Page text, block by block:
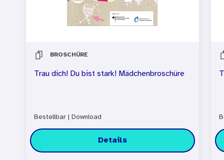
BROSCHÜRE
Trau dich! Du bist stark! Mädchenbroschüre
Bestellbar Download
Details